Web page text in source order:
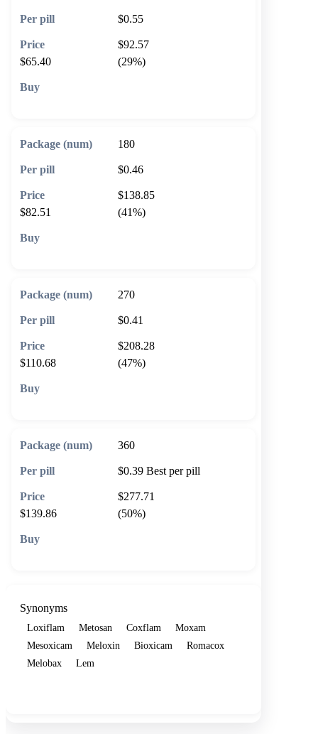
$0.55
$92.57
$65.40
(29%)
180
$0.46
$138.85
$82.51
(41%)
270
$0.41
$208.28
$110.68
(47%)
360
$0.39 Best per pill
$277.71
$139.86
(50%)
Synonyms
Loxiflam Metosan Coxflam
Moxam
Mesoxicam
Meloxin Bioxicam
Romacox
Melobax
Lem